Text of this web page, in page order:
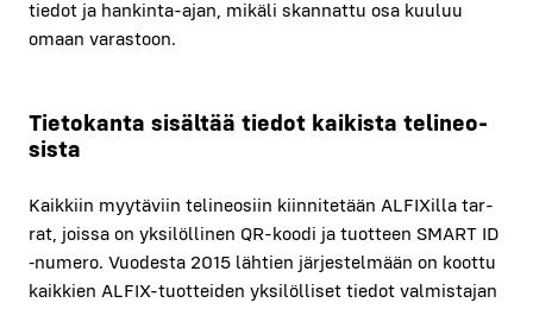
tie­dot ja han­kin­ta-ajan, mikä­li skan­nat­tu osa kuu­luu
omaan varas­toon.
Tie­to­kan­ta sisäl­tää tie­dot kai­kis­ta teli­neo­
sis­ta
Kaik­kiin myy­tä­viin teli­neo­siin kiin­ni­te­tään ALFIXil­la tar­
rat, jois­sa on yksi­löl­li­nen QR-koo­di ja tuot­teen SMART ID
‑nume­ro. Vuo­des­ta 2015 läh­tien jär­jes­tel­mään on koot­tu
kaik­kien ALFIX-tuot­tei­den yksi­löl­li­set tie­dot val­mis­ta­jan